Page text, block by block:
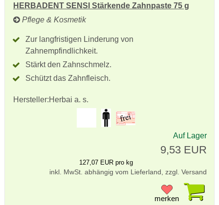
HERBADENT SENSI Stärkende Zahnpaste 75 g
Pflege & Kosmetik
Zur langfristigen Linderung von
Zahnempfindlichkeit.
Stärkt den Zahnschmelz.
Schützt das Zahnfleisch.
Hersteller:Herbai a. s.
Auf Lager
9,53 EUR
127,07 EUR pro kg
inkl. MwSt. abhängig vom Lieferland, zzgl. Versand
merken